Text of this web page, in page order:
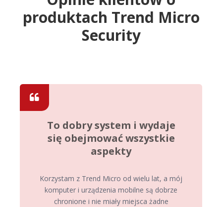
produktach Trend Micro
Security
To dobry system i wydaje
się obejmować wszystkie
aspekty
Korzystam z Trend Micro od wielu lat, a mój
komputer i urządzenia mobilne są dobrze
chronione i nie miały miejsca żadne